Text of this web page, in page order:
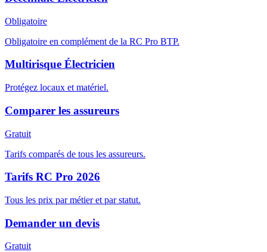
Obligatoire
Obligatoire en complément de la RC Pro BTP.
Multirisque Électricien
Protégez locaux et matériel.
Comparer les assureurs
Gratuit
Tarifs comparés de tous les assureurs.
Tarifs RC Pro 2026
Tous les prix par métier et par statut.
Demander un devis
Gratuit